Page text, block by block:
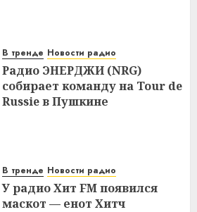
В тренде Новости радио
Радио ЭНЕРДЖИ (NRG)
собирает команду на Tour de
Russie в Пушкине
В тренде Новости радио
У радио Хит FM появился
маскот — енот Хитч